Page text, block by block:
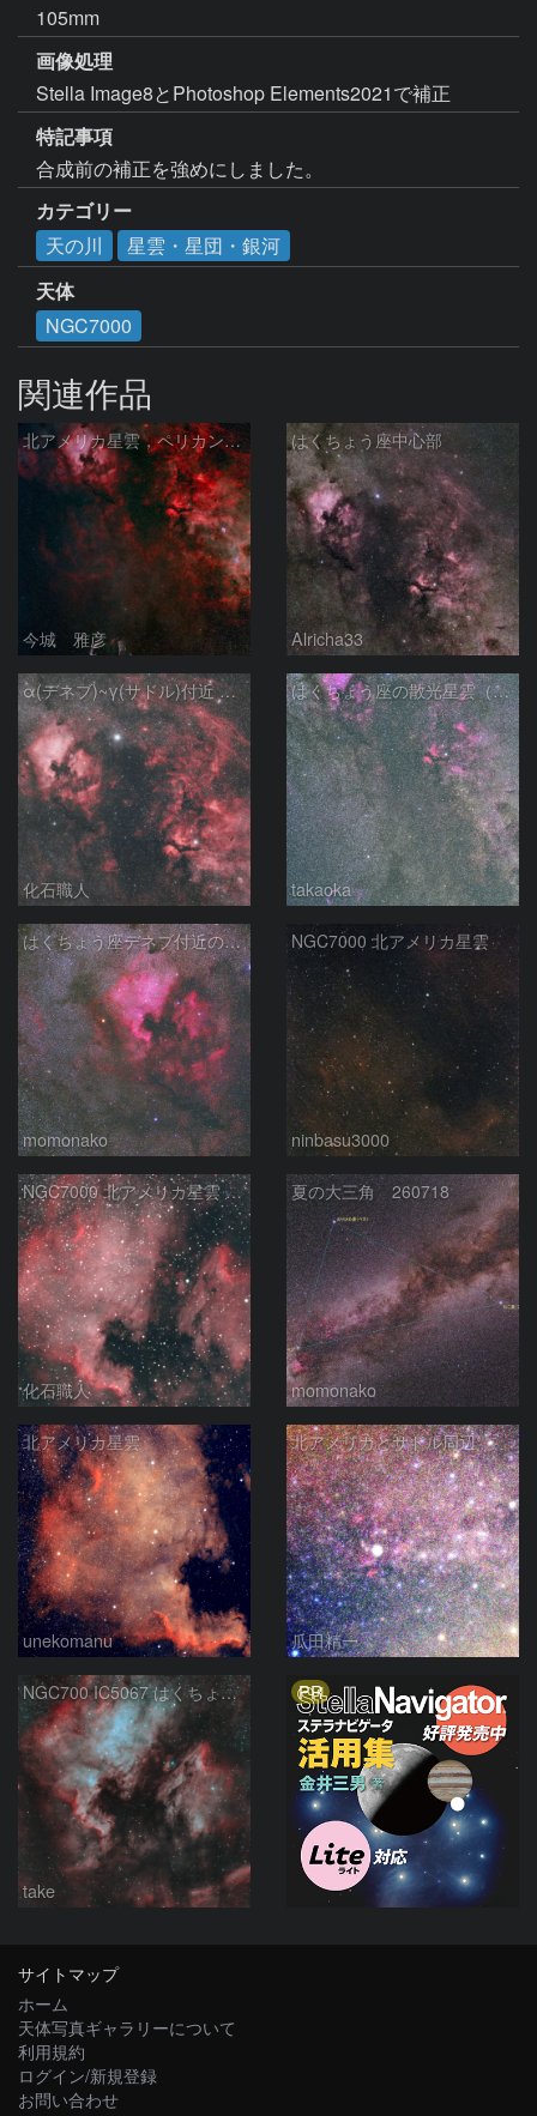
105mm
画像処理
Stella Image8とPhotoshop Elements2021で補正
特記事項
合成前の補正を強めにしました。
カテゴリー
天の川
星雲・星団・銀河
天体
NGC7000
関連作品
北アメリカ星雲，ペリカン星雲，サドル付近，クレセント星雲，網状星雲・・・etc
今城 雅彦
はくちょう座中心部
Alricha33
α(デネブ)~γ(サドル)付近 NGC7000 北アメリカ星雲 IC5067~5070 ペリカン星雲 はくちょう座
化石職人
はくちょう座の散光星雲（１００ｍｍ）
takaoka
はくちょう座デネブ付近の空域 260720
momonako
NGC7000 北アメリカ星雲
ninbasu3000
NGC7000 北アメリカ星雲 IC5067~5070 ペリカン星雲 はくちょう座
化石職人
夏の大三角 260718
momonako
北アメリカ星雲
unekomanu
北アメリカとサドル周辺
瓜田精一
NGC700 IC5067 はくちょう座
take
PR
サイトマップ
ホーム
天体写真ギャラリーについて
利用規約
ログイン/新規登録
お問い合わせ